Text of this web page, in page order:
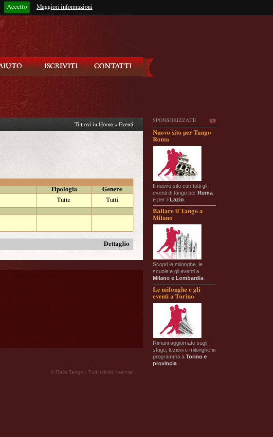
Accetto Maggiori informazioni
Rimani connesso?
SPONSORIZZATE
Nuovo sito per Tango
Roma
Il nuovo sito con tutti gli
eventi di tango per Roma
e per il Lazio
Ballare il Tango a
Milano
Scopri le milonghe, le
scuole e gli eventi a
Milano e Lombardia
Le milonghe e gli
eventi a Torino
Rimani aggiornato sugli
stage, lezioni e milonghe in
programma a Torino e
provincia
Ti trovi in Home » Eventi
Tipologia
Genere
Tutte
Tutti
Dettaglio
® Balla Tango - Tutti i diritti riservati